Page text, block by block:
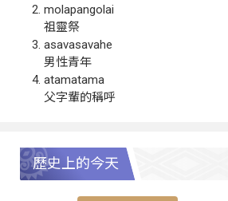
molapangolai
祖靈祭
asavasavahe
男性青年
atamatama
父字輩的稱呼
歷史上的今天